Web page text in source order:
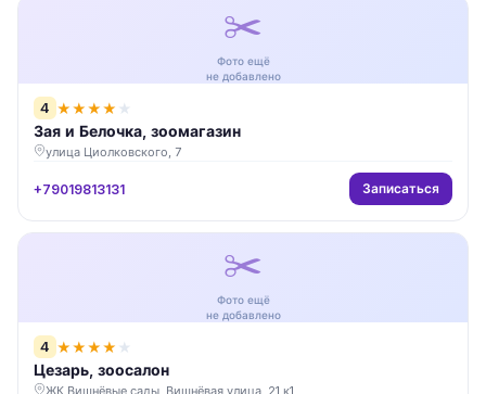
✂️
Фото ещё
не добавлено
4 ★★★★ ★
Зая и Белочка, зоомагазин
улица Циолковского, 7
+79019813131 Записаться
✂️
Фото ещё
не добавлено
4 ★★★★ ★
Цезарь, зоосалон
ЖК Вишнёвые сады, Вишнёвая улица, 21 к1